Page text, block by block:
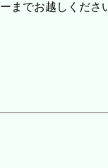
までお越しくださ